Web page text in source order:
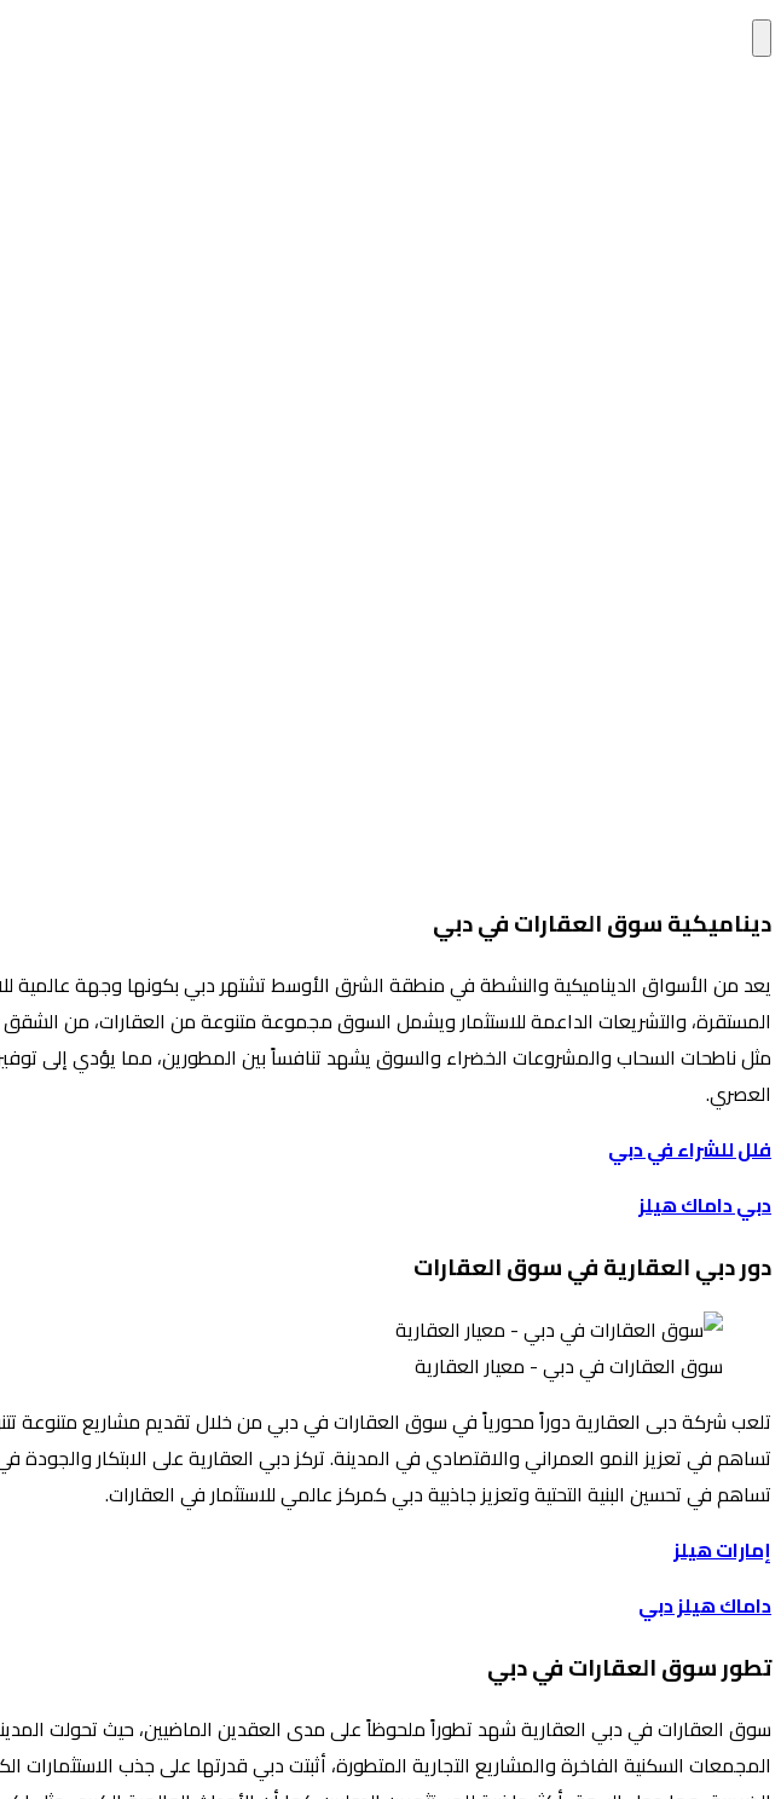
ديناميكية سوق العقارات في دبي
يعد من الأسواق الديناميكية والنشطة في منطقة الشرق الأوسط تشتهر دبي بكونها وجهة عالمية
المستقرة، والتشريعات الداعمة للاستثمار ويشمل السوق مجموعة متنوعة من العقارات، من الشقق
مثل ناطحات السحاب والمشروعات الخضراء والسوق يشهد تنافساً بين المطورين، مما يؤدي إلى توفير
العصري.
فلل للشراء في دبي
دبي داماك هيلز
دور دبي العقارية في سوق العقارات
سوق العقارات في دبي - معيار العقارية
تلعب شركة دبى العقارية دوراً محورياً في سوق العقارات في دبي من خلال تقديم مشاريع متنوعة
تساهم في تعزيز النمو العمراني والاقتصادي في المدينة. تركز دبي العقارية على الابتكار
تساهم في تحسين البنية التحتية وتعزيز جاذبية دبي كمركز عالمي للاستثمار في العقارات.
إمارات هيلز
داماك هيلز دبي
تطور سوق العقارات في دبي
سوق العقارات في دبي العقارية شهد تطوراً ملحوظاً على مدى العقدين الماضيين، حيث تحولت
المجمعات السكنية الفاخرة والمشاريع التجارية المتطورة، أثبتت دبي قدرتها على جذب الاستثمارات